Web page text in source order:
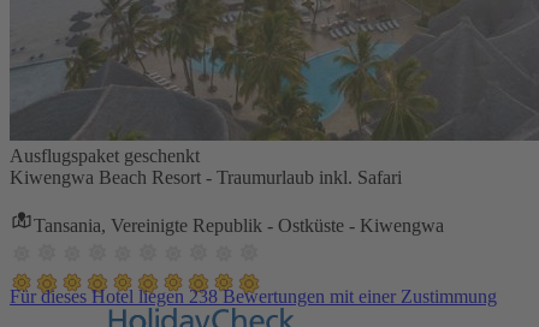
Ausflugspaket geschenkt
Kiwengwa Beach Resort - Traumurlaub inkl. Safari
Tansania, Vereinigte Republik - Ostküste - Kiwengwa
Für dieses Hotel liegen 238 Bewertungen mit einer Zustimmung